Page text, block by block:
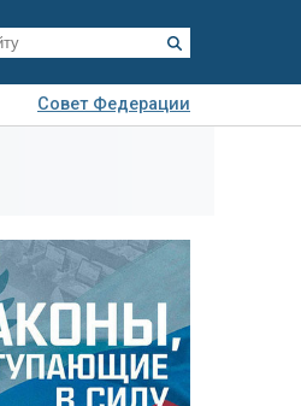
Совет Федерации